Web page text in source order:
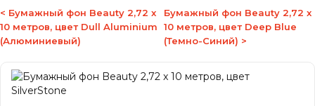
< Бумажный фон Beauty 2,72 x
10 метров, цвет Dull Aluminium
(Алюминиевый)
Бумажный фон Beauty 2,72 x
10 метров, цвет Deep Blue
(Темно-Синий) >